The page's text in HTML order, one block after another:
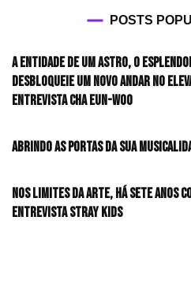
POSTS
A entidade de um astro, o
desbloqueie um novo andar no
Entrevista CHA EUN-WOO
Abrindo as portas da sua
Nos limites da arte, há sete anos
Entrevista Stray Kids